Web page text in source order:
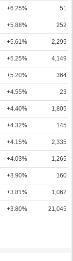
+6.25% 51
+5.88% 252
+5.61% 2,295
+5.25% 4,149
+5.20% 364
+4.55% 23
+4.40% 1,805
+4.32% 145
+4.15% 2,335
+4.03% 1,265
+3.90% 160
+3.81% 1,062
+3.80% 21,045